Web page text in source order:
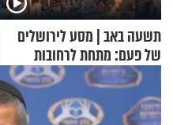
תשעה באב | מסע לירושלים
של פעם: מתחת לרחובות
ירושלים